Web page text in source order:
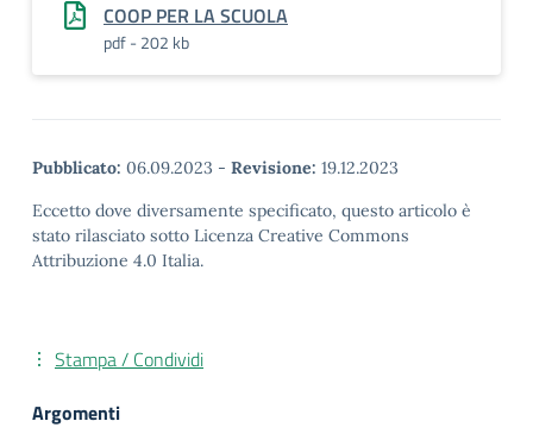
COOP PER LA SCUOLA
pdf - 202 kb
Pubblicato: 06.09.2023 - Revisione: 19.12.2023
Eccetto dove diversamente specificato, questo articolo è
stato rilasciato sotto Licenza Creative Commons
Attribuzione 4.0 Italia.
Stampa / Condividi
Argomenti